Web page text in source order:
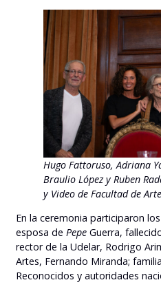
Hugo Fattoruso, Adriana
Braulio López y Ruben
y Video de Facultad de
En la ceremonia participaron
esposa de Pepe Guerra,
rector de la Udelar, Rodrigo
Artes, Fernando Miranda;
Reconocidos y autoridades